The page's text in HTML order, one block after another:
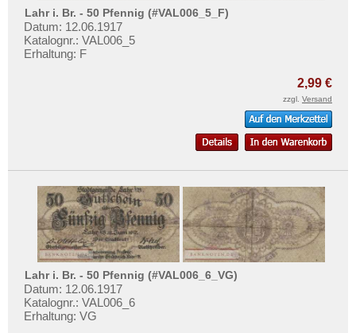
Langenhorn
Langensalza
Lauchstedt
Lauenburg
Lauenstein
Laufen
Laufen-Tittmoning
Laupheim
Lausick, Bad
Testbanknoten
Banknotenbriefe
Kataloge
Kontakt
Informationen
Preislisten
Ankauf
Erhaltungsgrade
Gratisbanknoten
FAQ
Lahr i. Br. - 50 Pfennig (#VAL006_5_F)
Datum: 12.06.1917
Katalognr.: VAL006_5
Erhaltung: F
2,99 €
zzgl. Versand
Lahr i. Br. - 50 Pfennig (#VAL006_6_VG)
Datum: 12.06.1917
Katalognr.: VAL006_6
Erhaltung: VG